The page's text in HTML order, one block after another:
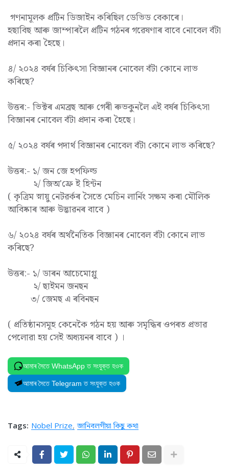
গণনামূলক প্ৰটিন ডিজাইন কৰিছিল ডেভিড বেকাৰে।
হছাবিছ আৰু জাম্পাৰলৈ প্ৰটিন গঠনৰ গৱেষণাৰ বাবে নোবেল বঁটা
প্ৰদান কৰা হৈছে।
৪/ ২০২৪ বৰ্ষৰ চিকিৎসা বিজ্ঞানৰ নোবেল বঁটা কোনে লাভ
কৰিছে?
উত্তৰ:- ভিক্টৰ এমব্রছ আৰু গেৰী ৰুভকুনলৈ এই বৰ্ষৰ চিকিৎসা
বিজ্ঞানৰ নোবেল বঁটা প্ৰদান কৰা হৈছে।
৫/ ২০২৪ বৰ্ষৰ পদাৰ্থ বিজ্ঞানৰ নোবেল বঁটা কোনে লাভ কৰিছে?
উত্তৰ:- ১/ জন জে হপফিল্ড
২/ জিঅ'ফ্রে ই হিন্টন
( কৃত্ৰিম স্নায়ু নেটৱৰ্কৰ সৈতে মেচিন লাৰ্নিং সক্ষম কৰা মৌলিক
আবিষ্কাৰ আৰু উদ্ভাৱনৰ বাবে )
৬/ ২০২৪ বৰ্ষৰ অৰ্থনৈতিক বিজ্ঞানৰ নোবেল বঁটা কোনে লাভ
কৰিছে?
উত্তৰ:- ১/ ডাৰন আচেমোগ্লু
২/ ছাইমন জনছন
৩/ জেমছ এ ৰবিনছন
( প্ৰতিষ্ঠানসমূহ কেনেকৈ গঠন হয় আৰু সমৃদ্ধিৰ ওপৰত প্ৰভাৱ
পেলোৱা হয় সেই অধ্যয়নৰ বাবে ) ।
আমাৰ সৈতে WhatsApp ত সংযুক্ত হওক
আমাৰ সৈতে Telegram ত সংযুক্ত হওক
Tags: Nobel Prize জানিবলগীয়া কিছু কথা